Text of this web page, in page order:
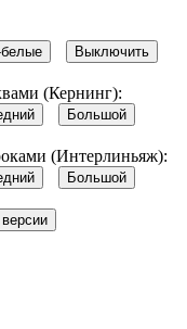
Выключить
(Кернинг):
Большой
(Интерлиньяж):
Большой